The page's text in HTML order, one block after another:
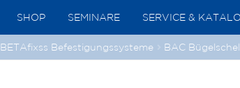
SHOP SEMINARE SERVICE &
BETAfixss Befestigungssysteme BAC